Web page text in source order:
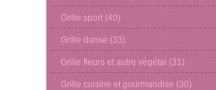
Grille sport (40)
Grille danse (33)
Grille fleurs et autre végétal (31)
Grille cuisine et gourmandise (30)